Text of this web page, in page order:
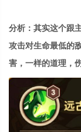
分析：其实这个跟
攻击对生命最低的
害，一样的道理，